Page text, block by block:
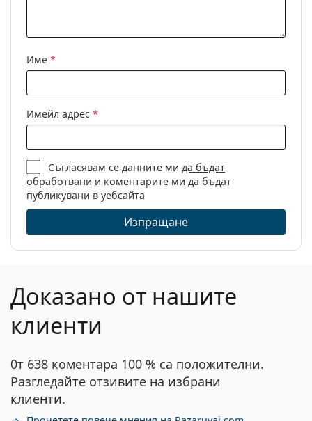
Име *
Имейл адрес *
Съгласявам се данните ми да бъдат
обработвани и коментарите ми да бъдат
публикувани в уебсайта
Изпращане
Доказано от нашите
клиенти
0т 638 коментара 100 % са положителни.
Разгледайте отзивите на избрани
клиенти.